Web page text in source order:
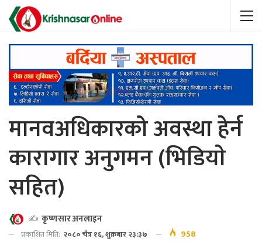
मानवअधिकारको अवस्था हेर्न
कारागार अनुगमन (भिडियाे
सहित)
✍️ कृष्णसार अनलाइन
प्रकाशित मिति: २०८० चैत्र १६, शुक्रबार २३:३७ 958